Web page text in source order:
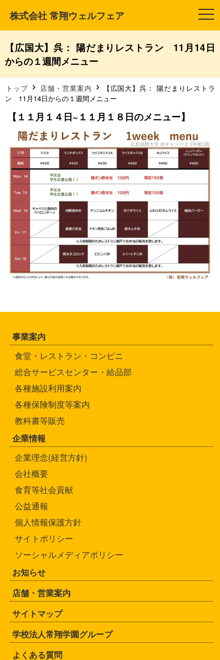
株式会社 常翔ウェルフェア
t
o
e
i
g
【広国大】呉： 陽だまりレストラン 11月14日
からの１週間メニュー
トップ 店舗・営業案内
【広国大】呉： 陽だまりレストラ
ン 11月14日からの１週間メニュー
【１１月１４日~１１月１８日のメニュー】
事業案内
食堂・レストラン・コンビニ
総合サービスセンター・給品部
各種施設利用案内
各種保険制度等案内
教科書等販売
企業情報
企業理念(経営方針)
会社概要
食育等社会貢献
公益通報
個人情報保護方針
サイトポリシー
ソーシャルメディアポリシー
お知らせ
店舗・営業案内
サイトマップ
学校法人常翔学園グループ
よくある質問